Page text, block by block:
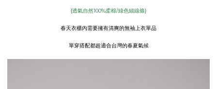
{透氣自然100%柔棉/綠色細線條}
春天衣櫃內需要擁有清爽的無袖上衣單品
單穿搭配都超適合台灣的春夏氣候